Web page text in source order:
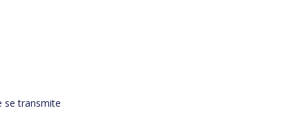
se transmite